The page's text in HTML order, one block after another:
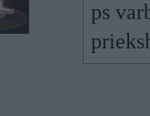
ps